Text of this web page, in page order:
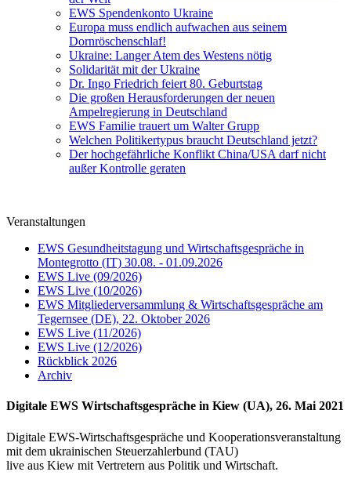
EWS Spendenkonto Ukraine
Europa muss endlich aufwachen aus seinem
Dornröschenschlaf!
Ukraine: Langer Atem des Westens nötig
Solidarität mit der Ukraine
Dr. Ingo Friedrich feiert 80. Geburtstag
Die großen Herausforderungen der neuen
Ampelregierung in Deutschland
EWS Familie trauert um Walter Grupp
Welchen Politikertypus braucht Deutschland jetzt?
Der hochgefährliche Konflikt China/USA darf nicht
außer Kontrolle geraten
Veranstaltungen
EWS Gesundheitstagung und Wirtschaftsgespräche in
Montegrotto (IT) 30.08. - 01.09.2026
EWS Live (09/2026)
EWS Live (10/2026)
EWS Mitgliederversammlung & Wirtschaftsgespräche am
Tegernsee (DE), 22. Oktober 2026
EWS Live (11/2026)
EWS Live (12/2026)
Rückblick 2026
Archiv
Digitale EWS Wirtschaftsgespräche in Kiew (UA), 26. Mai 2021
Digitale EWS-Wirtschaftsgespräche und Kooperationsveranstaltung
mit dem ukrainischen Steuerzahlerbund (TAU)
live aus Kiew mit Vertretern aus Politik und Wirtschaft.